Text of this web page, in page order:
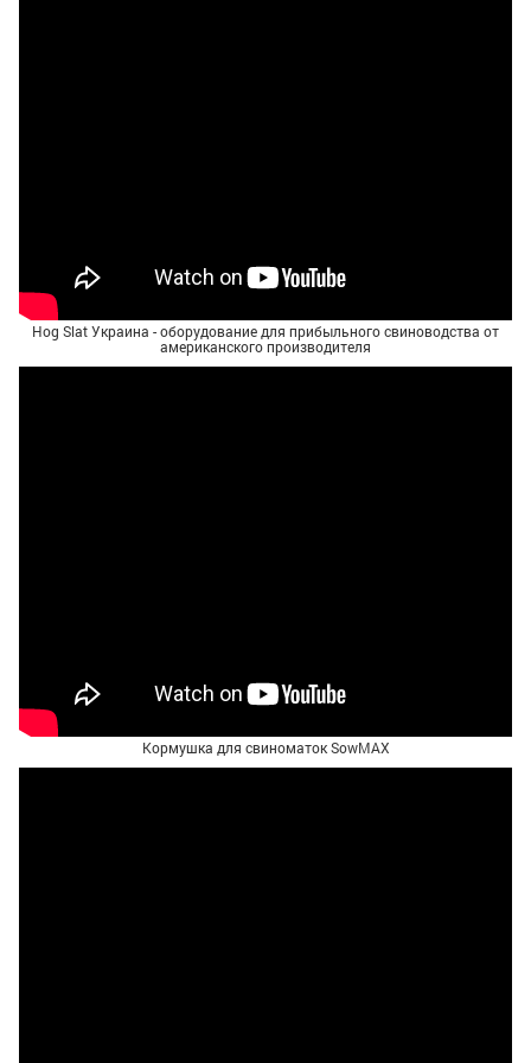
Hog Slat Украина - оборудование для прибыльного свиноводства от
американского производителя
Кормушка для свиноматок SowMAX